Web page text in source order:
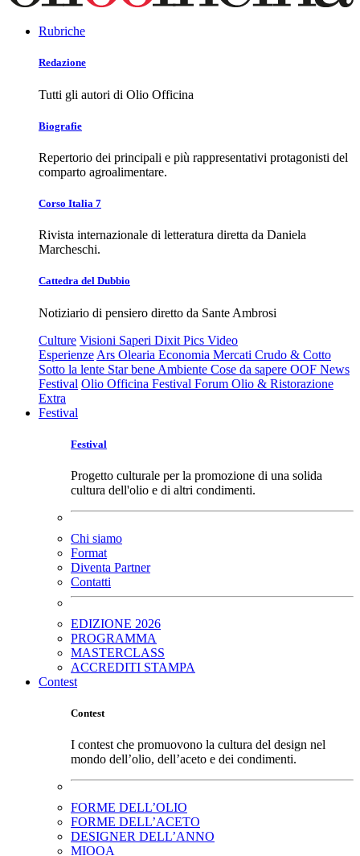
Rubriche
Redazione
Tutti gli autori di Olio Officina
Biografie
Repertorio dei principali e più rappresentativi protagonisti del
comparto agroalimentare.
Corso Italia 7
Rivista internazionale di letteratura diretta da Daniela
Marcheschi.
Cattedra del Dubbio
Notiziario di pensiero diretto da Sante Ambrosi
Culture Visioni Saperi Dixit Pics Video
Esperienze Ars Olearia Economia Mercati Crudo & Cotto
Sotto la lente Star bene Ambiente Cose da sapere OOF News
Festival Olio Officina Festival Forum Olio & Ristorazione
Extra
Festival
Festival
Progetto culturale per la promozione di una solida
cultura dell'olio e di altri condimenti.
Chi siamo
Format
Diventa Partner
Contatti
EDIZIONE 2026
PROGRAMMA
MASTERCLASS
ACCREDITI STAMPA
Contest
Contest
I contest che promuovono la cultura del design nel
mondo dell’olio, dell’aceto e dei condimenti.
FORME DELL’OLIO
FORME DELL’ACETO
DESIGNER DELL’ANNO
MIOOA